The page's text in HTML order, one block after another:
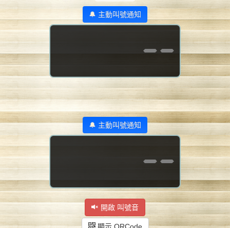
🔔 主動叫號通知
--
🔔 主動叫號通知
--
開啟 叫號音